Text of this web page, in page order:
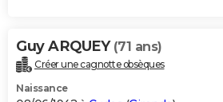
Guy ARQUEY (71 ans)
Créer une cagnotte obsèques
Naissance